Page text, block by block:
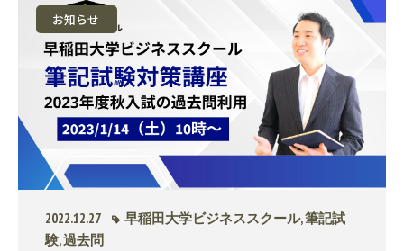
お知らせ
2022.12.27 早稲田大学ビジネススクール,筆記試
験,過去問